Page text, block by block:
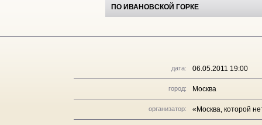
ПО ИВАНОВСКОЙ ГОРКЕ
дата: 06.05.2011 19:00
город: Москва
организатор: «Москва, которой